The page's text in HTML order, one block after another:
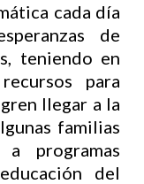
cada día
de
teniendo en
para
llegar a la
familias
programas
del